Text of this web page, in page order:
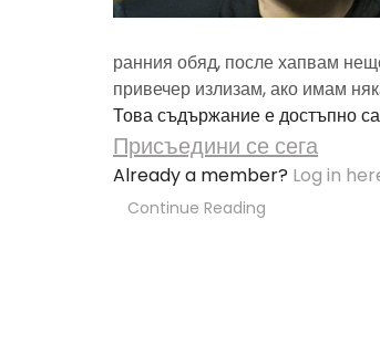
ранния обяд, после хапвам
привечер излизам, ако имам
Това съдържание е достъпно
Присъедини се сега
Already a member? Log in
Continue Reading